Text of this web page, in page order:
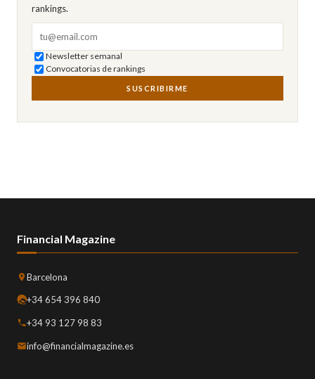
rankings.
Newsletter semanal
Convocatorias de rankings
SUSCRIBIRME
Financial Magazine
Barcelona
+34 654 396 840
+34 93 127 98 83
info@financialmagazine.es